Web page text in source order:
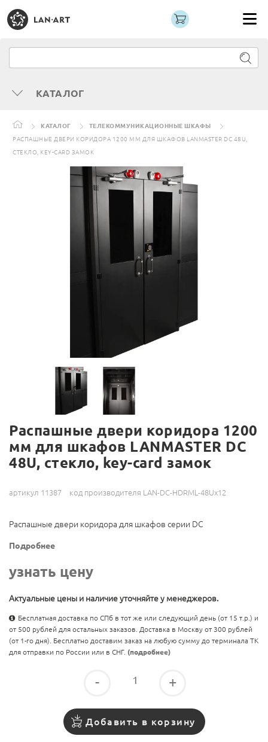
КАТАЛОГ
КАТАЛОГ
ТЕЛЕКОММУНИКАЦИОННЫЕ ШКАФЫ
РАСПАШНЫЕ ДВЕРИ КОРИДОРА 1200 ММ ДЛЯ ШКАФОВ LANMASTER DC 48U,
СТЕКЛО, KEY-CARD ЗАМОК
Распашные двери коридора 1200
мм для шкафов LANMASTER DC
48U, стекло, key-card замок
артикул 11387 код производителя LAN-DC-HDRML-48Ux12
Распашные двери коридора для шкафов серии DC
Подробнее
узнать цену
Актуальные цены и наличие уточняйте у менеджеров.
Бесплатная доставка по СПб в тот же или следующий день (от 15 т.р.) и
от 500 рублей для остальных заказов. Доставка в Москву от 300 рублей
(от 1-го дня). Бесплатно доставим заказ на любую сумму до терминала ТК
для отправки по России или в СНГ. (подробнее)
- +
Добавить в корзину